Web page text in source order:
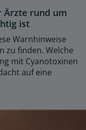
Ärzte rund um
ist
Warnhinweise
zu finden. Welche
mit Cyanotoxinen
auf eine